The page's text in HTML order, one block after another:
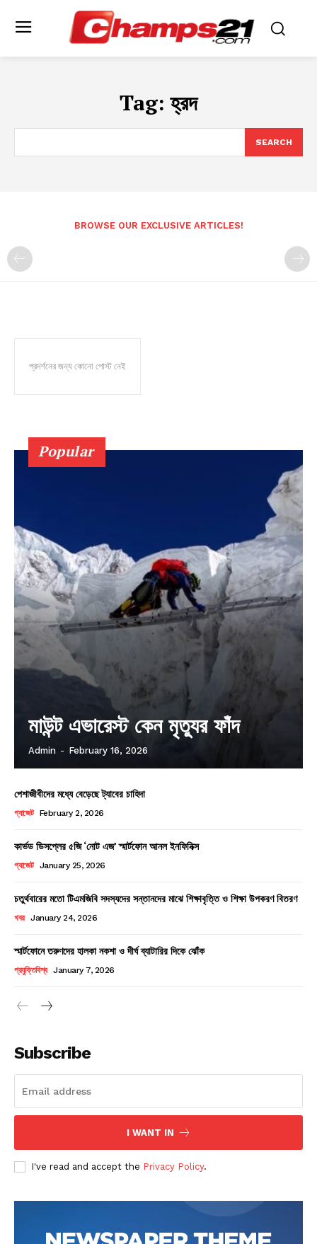
Company
About
Subscription Plans
My account
Tag:হ্রদ
SEARCH
BROWSE OUR EXCLUSIVE ARTICLES!
প্রদর্শনের জন্য কোনো পোস্ট নেই
Popular
মাউন্ট এভারেস্ট কেন মৃত্যুর ফাঁদ
Admin - February 16, 2026
পেশাজীবীদের মধ্যে বেড়েছে ট্যাবের চাহিদা
গ্যাজেট February 2, 2026
কার্ভড ডিসপ্লের ৫জি ‘নোট এজ’ স্মার্টফোন আনল ইনফিনিক্স
গ্যাজেট January 25, 2026
চতুর্থবারের মতো টিএমজিবি সদস্যদের সন্তানদের মাঝে শিক্ষাবৃত্তি ও শিক্ষা উপকরণ বিতরণ
খবর January 24, 2026
স্মার্টফোনে তরুণদের হালকা নকশা ও দীর্ঘ ব্যাটারির দিকে ঝোঁক
প্রযুক্তিবিশ্ব January 7, 2026
Subscribe
I WANT IN
I've read and accept the Privacy Policy.